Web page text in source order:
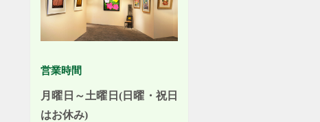
営業時間
月曜日～土曜日(日曜・祝日
はお休み)